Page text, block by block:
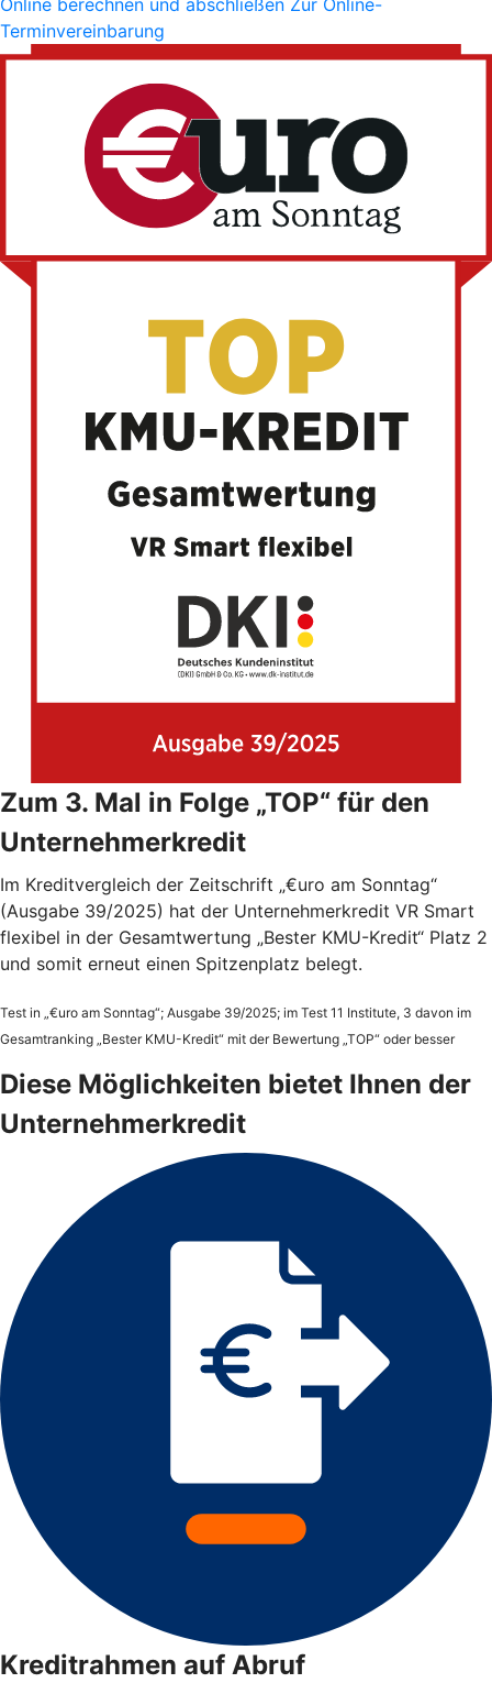
Online berechnen und abschließen Zur Online-
Terminvereinbarung
Zum 3. Mal in Folge „TOP“ für den
Unternehmerkredit
Im Kreditvergleich der Zeitschrift „€uro am Sonntag“
(Ausgabe 39/2025) hat der Unternehmerkredit VR Smart
flexibel in der Gesamtwertung „Bester KMU-Kredit“ Platz 2
und somit erneut einen Spitzenplatz belegt.
Test in „€uro am Sonntag“; Ausgabe 39/2025; im Test 11 Institute, 3 davon im
Gesamtranking „Bester KMU-Kredit“ mit der Bewertung „TOP“ oder besser
Diese Möglichkeiten bietet Ihnen der
Unternehmerkredit
Kreditrahmen auf Abruf